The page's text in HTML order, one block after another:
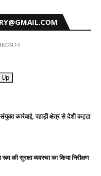
कार्रवाई, पहाड़ी क्षेत्र से देशी कट्टा
रूम की सुरक्षा व्यवस्था का किया निरीक्षण